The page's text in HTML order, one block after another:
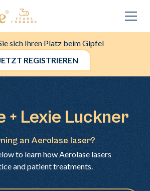
sich Ihren Platz beim Gipfel
REGISTRIEREN
+ Lexie Luckner
an Aerolase laser?
to learn how Aerolase lasers
and patient treatments.